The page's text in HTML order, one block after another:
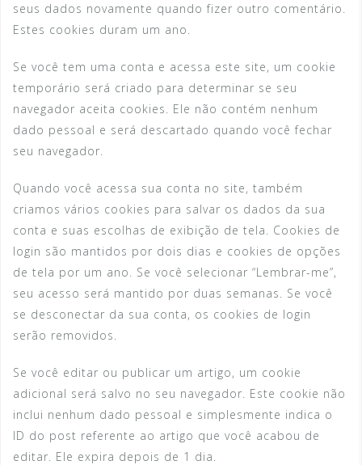
seus dados novamente quando fizer outro comentário.
Estes cookies duram um ano.
Se você tem uma conta e acessa este site, um cookie
temporário será criado para determinar se seu
navegador aceita cookies. Ele não contém nenhum
dado pessoal e será descartado quando você fechar
seu navegador.
Quando você acessa sua conta no site, também
criamos vários cookies para salvar os dados da sua
conta e suas escolhas de exibição de tela. Cookies de
login são mantidos por dois dias e cookies de opções
de tela por um ano. Se você selecionar “Lembrar-me”,
seu acesso será mantido por duas semanas. Se você
se desconectar da sua conta, os cookies de login
serão removidos.
Se você editar ou publicar um artigo, um cookie
adicional será salvo no seu navegador. Este cookie não
inclui nenhum dado pessoal e simplesmente indica o
ID do post referente ao artigo que você acabou de
editar. Ele expira depois de 1 dia.